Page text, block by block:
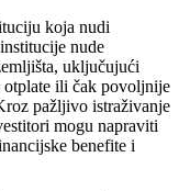
koja nudi
nude
uključujući
ili čak povoljnije
pažljivo istraživanje
mogu napraviti
benefite i